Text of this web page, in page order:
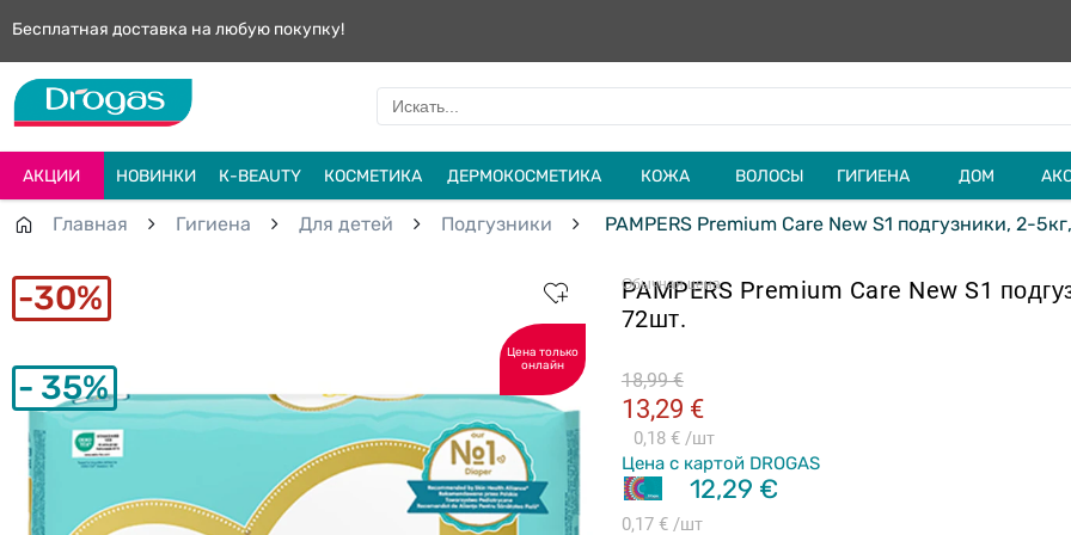
Бесплатная доставка на любую покупку!
АКЦИИ НОВИНКИ К-BEAUTY КОСМЕТИКА ДЕРМОКОСМЕТИКА КОЖА ВОЛОСЫ ГИГИЕНА ДОМ
Главная Гигиена Для детей Подгузники PAMPERS Premium Care New S1 подгузники, 2-
30%
35%
Цена только
онлайн
PAMPERS Premium Care New S1
72шт.
Обычная цена
13,29 €
0,18 € шт
18,99 €
12,29 €
0,17 € шт
Цена с картой DROGAS